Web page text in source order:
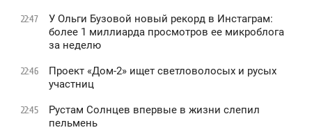
22:47
У Ольги Бузовой новый рекорд в Инстаграм:
более 1 миллиарда просмотров ее микроблога
за неделю
22:46
Проект «Дом-2» ищет светловолосых и русых
участниц
22:45
Рустам Солнцев впервые в жизни слепил
пельмень